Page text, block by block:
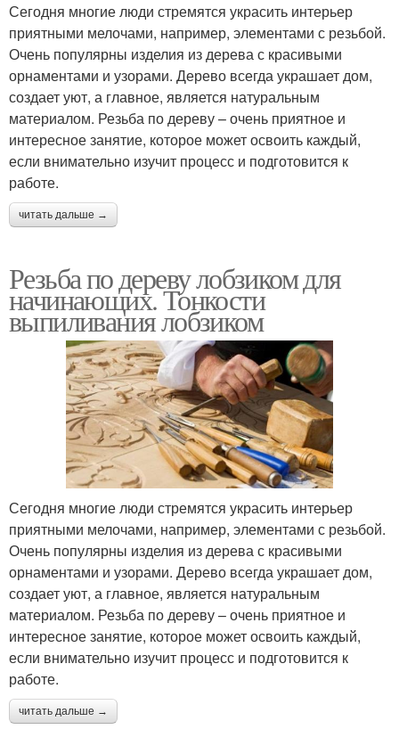
Сегодня многие люди стремятся украсить интерьер
приятными мелочами, например, элементами с резьбой.
Очень популярны изделия из дерева с красивыми
орнаментами и узорами. Дерево всегда украшает дом,
создает уют, а главное, является натуральным
материалом. Резьба по дереву – очень приятное и
интересное занятие, которое может освоить каждый,
если внимательно изучит процесс и подготовится к
работе.
читать дальше →
Резьба по дереву лобзиком для
начинающих. Тонкости
выпиливания лобзиком
Сегодня многие люди стремятся украсить интерьер
приятными мелочами, например, элементами с резьбой.
Очень популярны изделия из дерева с красивыми
орнаментами и узорами. Дерево всегда украшает дом,
создает уют, а главное, является натуральным
материалом. Резьба по дереву – очень приятное и
интересное занятие, которое может освоить каждый,
если внимательно изучит процесс и подготовится к
работе.
читать дальше →